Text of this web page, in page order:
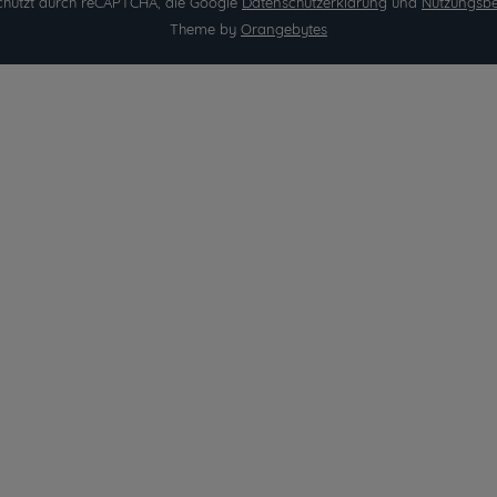
Theme by Orangebytes